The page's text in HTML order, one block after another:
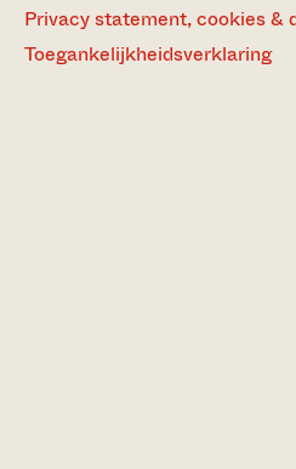
Privacy statement, cookies &
Toegankelijkheidsverklaring